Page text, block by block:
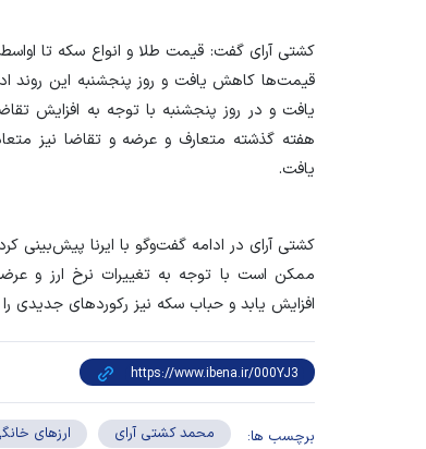
کشتی آرای گفت: قیمت طلا و انواع سکه تا
هفته گذشته متعارف و عرضه و تقاضا نیز
یافت.
کشتی آرای در ادامه گفت‌وگو با ایرنا پیش‌بینی
ممکن است با توجه به تغییرات نرخ ارز و عرضه
افزایش یابد و حباب سکه نیز رکوردهای جدیدی
برچسب ها: محمد کشتی آرای ارزهای